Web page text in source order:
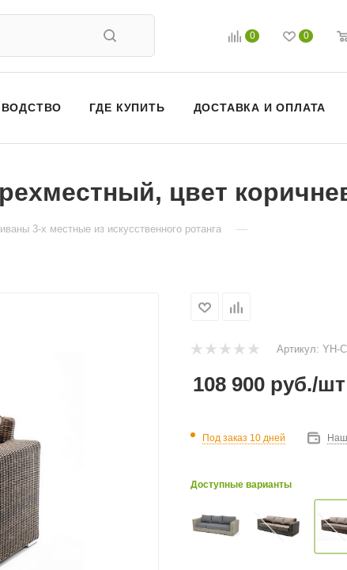
0 0
ГДЕ КУПИТЬ ДОСТАВКА И ОПЛАТА
цвет
3-х местные из искусственного ротанга —
Артикул: YH-
108 900 руб./шт
Под заказ 10 дней
Доступные варианты